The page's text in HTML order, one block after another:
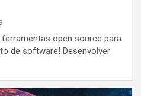
open source para
de software! Desenvolver